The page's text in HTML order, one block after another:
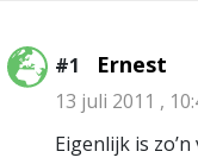
#1 Ernest
13 juli 2011 ,
Eigenlijk is